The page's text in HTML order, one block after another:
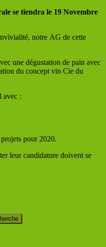
se tiendra le 19 Novembre
notre AG de cette
une dégustation de pain avec
du concept vin Cie du
avec :
pour 2020.
leur candidature doivent se